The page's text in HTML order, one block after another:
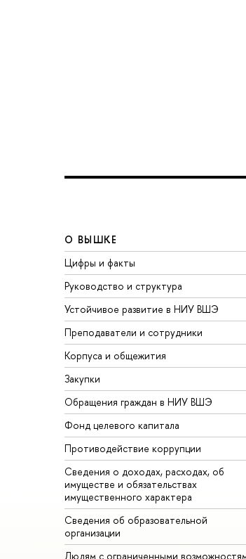
О ВЫШКЕ
Цифры и факты
Руководство и структура
Устойчивое развитие в НИУ ВШЭ
Преподаватели и сотрудники
Корпуса и общежития
Закупки
Обращения граждан в НИУ ВШЭ
Фонд целевого капитала
Противодействие коррупции
Сведения о доходах, расходах, об
имуществе и обязательствах
имущественного характера
Сведения об образовательной
организации
Людям с ограниченными